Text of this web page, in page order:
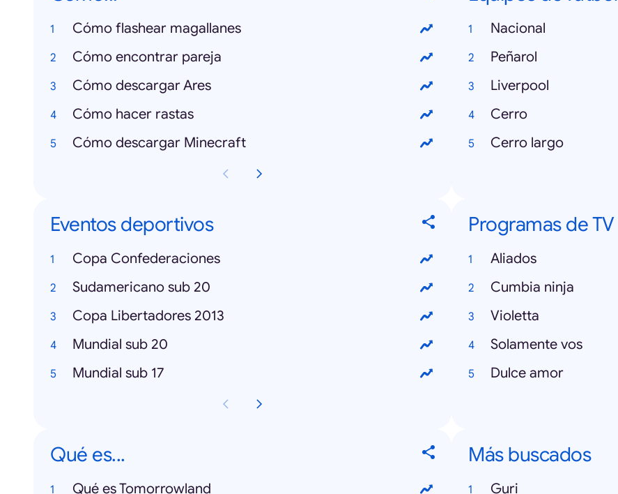
Cómo flashear magallanes
Cómo encontrar pareja
Cómo descargar Ares
Cómo hacer rastas
Cómo descargar Minecraft
Nacional
Peñarol
Liverpool
Cerro
Cerro largo
Eventos deportivos
Copa Confederaciones
Sudamericano sub 20
Copa Libertadores 2013
Mundial sub 20
Mundial sub 17
Programas de TV
Aliados
Cumbia ninja
Violetta
Solamente vos
Dulce amor
Qué es...
Qué es Tomorrowland
Más buscados
Guri